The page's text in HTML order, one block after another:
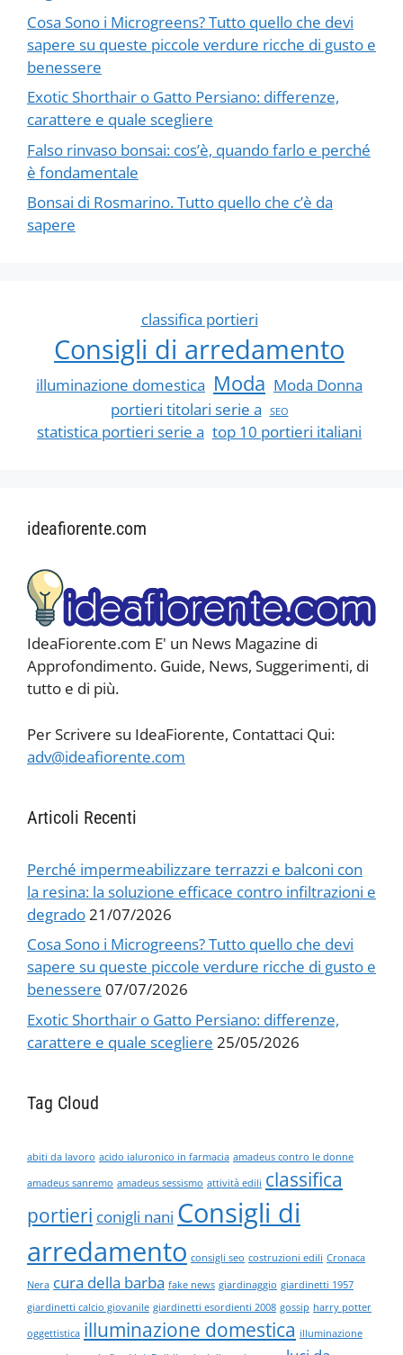
Cosa Sono i Microgreens? Tutto quello che devi
sapere su queste piccole verdure ricche di gusto e
benessere
Exotic Shorthair o Gatto Persiano: differenze,
carattere e quale scegliere
Falso rinvaso bonsai: cos’è, quando farlo e perché
è fondamentale
Bonsai di Rosmarino. Tutto quello che c’è da
sapere
classifica portieri
Consigli di arredamento
illuminazione domestica Moda Moda Donna
portieri titolari serie a
SEO
statistica portieri serie a top 10 portieri italiani
ideafiorente.com
IdeaFiorente.com E' un News Magazine di
Approfondimento. Guide, News, Suggerimenti, di
tutto e di più.
Per Scrivere su IdeaFiorente, Contattaci Qui:
adv@ideafiorente.com
Articoli Recenti
Perché impermeabilizzare terrazzi e balconi con
la resina: la soluzione efficace contro infiltrazioni e
degrado21/07/2026
Cosa Sono i Microgreens? Tutto quello che devi
sapere su queste piccole verdure ricche di gusto e
benessere 07/07/2026
Exotic Shorthair o Gatto Persiano: differenze,
carattere e quale scegliere 25/05/2026
Tag Cloud
abiti da lavoro acido ialuronico in farmacia amadeus contro le donne
amadeus sanremo amadeus sessismo attività edili classifica
portieri conigli nani Consigli di
arredamento consigli seo costruzioni edili Cronaca
Nera cura della barba fake news giardinaggio giardinetti 1957
giardinetti calcio giovanile giardinetti esordienti 2008 gossip harry potter
oggettistica illuminazione domestica illuminazione